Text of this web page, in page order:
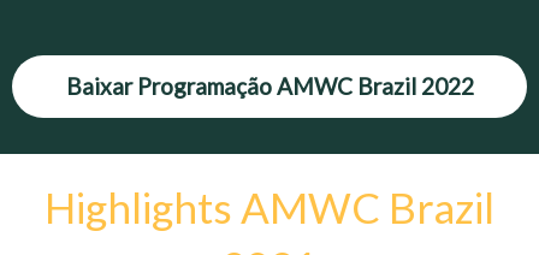
Baixar Programação AMWC Brazil 2022
Highlights AMWC Brazil